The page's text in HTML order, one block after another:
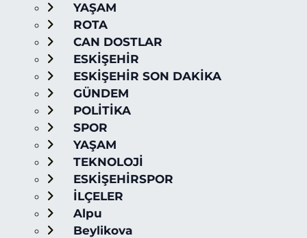
YAŞAM
ROTA
CAN DOSTLAR
ESKİŞEHİR
ESKİŞEHİR SON DAKİKA
GÜNDEM
POLİTİKA
SPOR
YAŞAM
TEKNOLOJİ
ESKİŞEHİRSPOR
İLÇELER
Alpu
Beylikova